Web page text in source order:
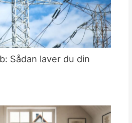
Sådan laver du din